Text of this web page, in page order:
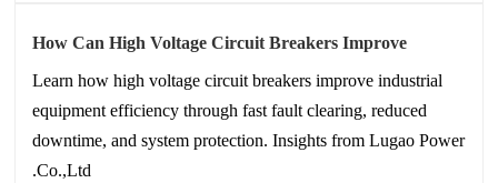
How Can High Voltage Circuit Breakers Improve
Learn how high voltage circuit breakers improve industrial
equipment efficiency through fast fault clearing, reduced
downtime, and system protection. Insights from Lugao Power
Co.,Ltd.